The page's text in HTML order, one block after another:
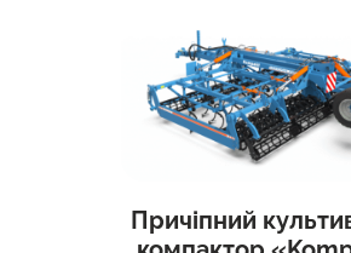
Причіпний